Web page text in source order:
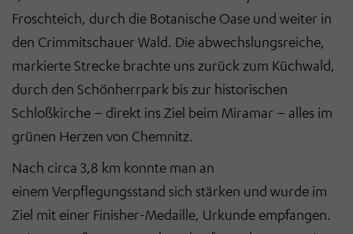
Froschteich, durch die Botanische Oase und weiter in
den Crimmitschauer Wald. Die abwechslungsreiche,
markierte Strecke brachte uns zurück zum Küchwald,
durch den Schönherrpark bis zur historischen
Schloßkirche – direkt ins Ziel beim Miramar – alles im
grünen Herzen von Chemnitz.
Nach circa 3,8 km konnte man an
einem Verpflegungsstand sich stärken und wurde im
Ziel mit einer Finisher-Medaille, Urkunde empfangen.